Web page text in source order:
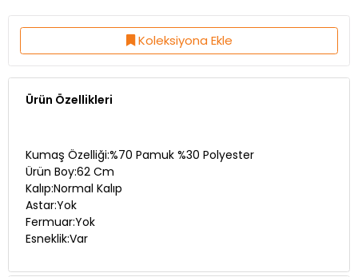
Koleksiyona Ekle
Ürün Özellikleri
Kumaş Özelliği:%70 Pamuk %30 Polyester
Ürün Boy:62 Cm
Kalıp:Normal Kalıp
Astar:Yok
Fermuar:Yok
Esneklik:Var